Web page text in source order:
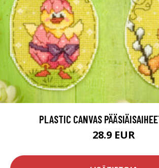
PLASTIC CANVAS
28.9 EUR